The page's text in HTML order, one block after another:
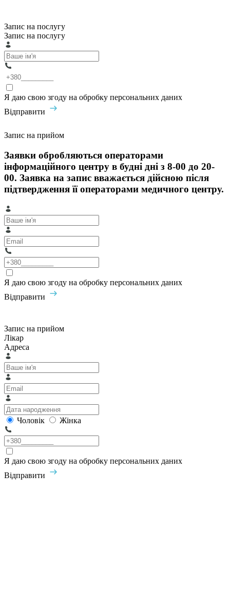
Запис на послугу
Запис на послугу
Я даю свою згоду на обробку персональних даних
Відправити
Запис на прийом
Заявки обробляються операторами
інформаційного центру в будні дні з 8-00 до 20-
00. Заявка на запис вважається дійсною після
підтвердження її операторами медичного центру.
Я даю свою згоду на обробку персональних даних
Відправити
Запис на прийом
Лікар
Адреса
Чоловік Жінка
Я даю свою згоду на обробку персональних даних
Відправити